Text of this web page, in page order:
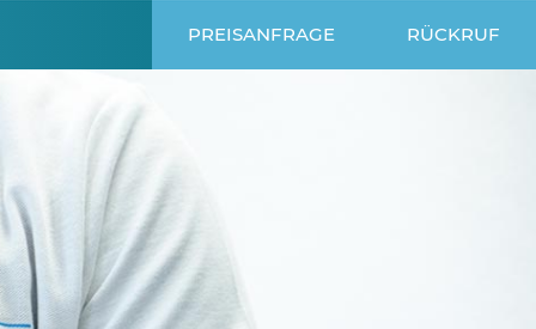
PREISANFRAGE RÜCKRUF